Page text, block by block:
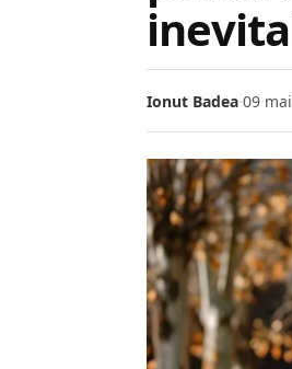
Ionut Badea·09